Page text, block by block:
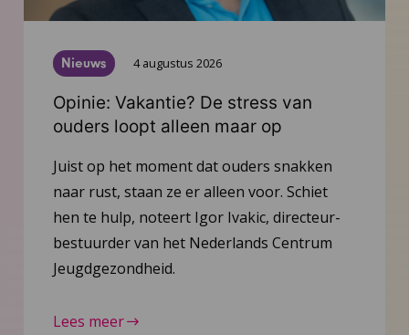
Nieuws 4 augustus 2026
Opinie: Vakantie? De stress van
ouders loopt alleen maar op
Juist op het moment dat ouders snakken
naar rust, staan ze er alleen voor. Schiet
hen te hulp, noteert Igor Ivakic, directeur-
bestuurder van het Nederlands Centrum
Jeugdgezondheid.
Lees meer